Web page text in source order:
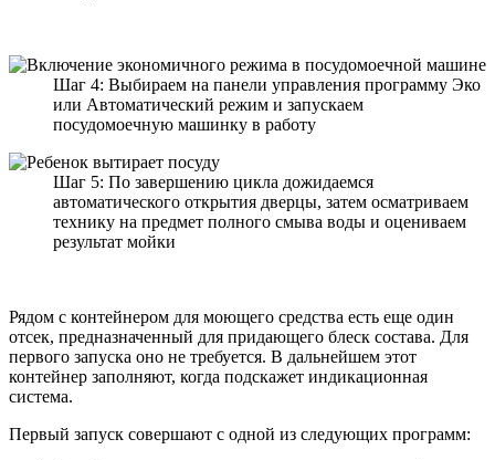
Шаг 4: Выбираем на панели управления программу Эко
или Автоматический режим и запускаем
посудомоечную машинку в работу
Шаг 5: По завершению цикла дожидаемся
автоматического открытия дверцы, затем осматриваем
технику на предмет полного смыва воды и оцениваем
результат мойки
Рядом с контейнером для моющего средства есть еще один
отсек, предназначенный для придающего блеск состава. Для
первого запуска оно не требуется. В дальнейшем этот
контейнер заполняют, когда подскажет индикационная
система.
Первый запуск совершают с одной из следующих программ: